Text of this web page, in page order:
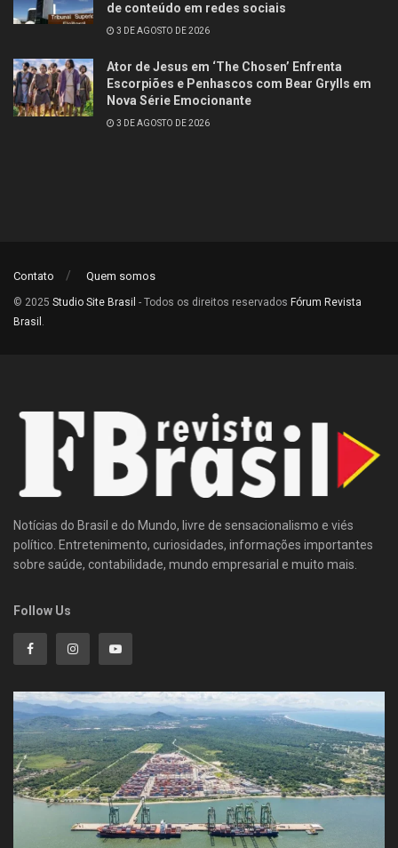
de conteúdo em redes sociais
3 DE AGOSTO DE 2026
Ator de Jesus em ‘The Chosen’ Enfrenta
Escorpiões e Penhascos com Bear Grylls em
Nova Série Emocionante
3 DE AGOSTO DE 2026
Contato Quem somos
© 2025 Studio Site Brasil - Todos os direitos reservados Fórum Revista
Brasil .
Notícias do Brasil e do Mundo, livre de sensacionalismo e viés
político. Entretenimento, curiosidades, informações importantes
sobre saúde, contabilidade, mundo empresarial e muito mais.
Follow Us